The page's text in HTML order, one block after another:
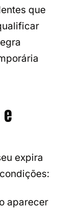
que
expira
aparecer